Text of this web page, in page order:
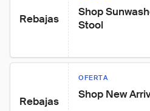
Rebajas
Shop
Stool
Rebajas
OFERTA
Shop New